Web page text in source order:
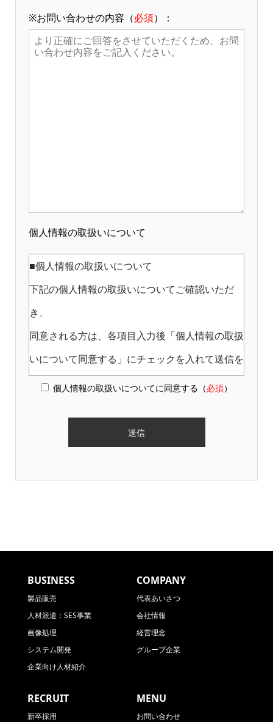
※お問い合わせの内容（必須）：
個人情報の取扱いについて
■個人情報の取扱いについて
下記の個人情報の取扱いについてご確認いただ
き、
同意される方は、各項目入力後「個人情報の取扱
いについて同意する」にチェックを入れて送信を
押してください。
事業者の名称
株式会社ビットストロング
個人情報の利用目的
お預かりした個人情報は、以下の目的で利用
します。
求人応募者の採用選考、連絡
会員、ユーザの情報管理
当社の各事業に関するお問い合わせ対応
個人情報の取扱いについてに同意する（必須）
BUSINESS
製品販売
人材派遣：SES事業
画像処理
システム開発
企業向け人材紹介
COMPANY
代表あいさつ
会社情報
経営理念
グループ企業
RECRUIT
新卒採用
MENU
お問い合わせ